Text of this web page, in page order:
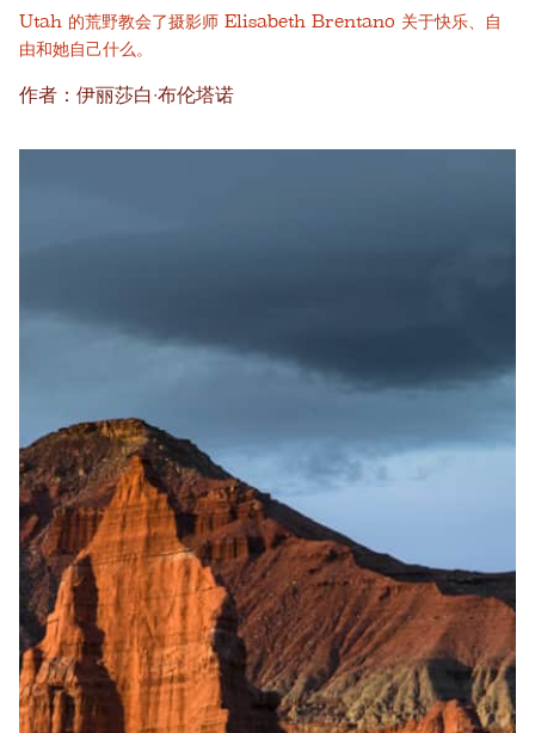
Utah 的荒野教会了摄影师 Elisabeth Brentano 关于快乐、自
由和她自己什么。
作者：伊丽莎白·布伦塔诺